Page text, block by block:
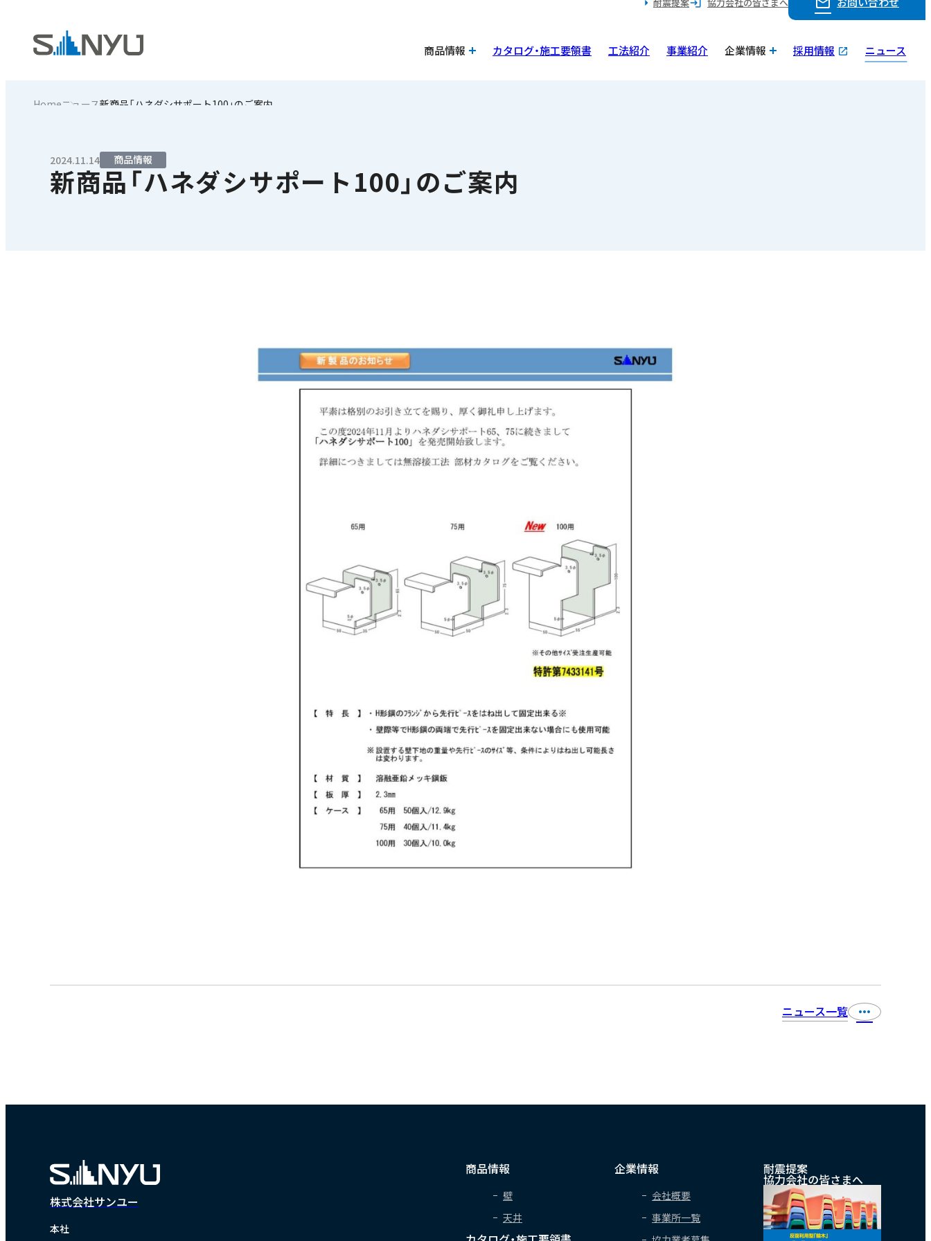
商品情報 カタログ・施工要領書 工法紹介 事業紹介 企業情報 採用情報 ニュース
Homeニュース新商品「ハネダシサポート100」のご案内
2024.11.14 商品情報
新商品「ハネダシサポート100」のご案内
ニュース一覧
株式会社サンユー
本社
商品情報
壁
天井
企業情報
会社概要
事業所一覧
耐震提案
協力会社の皆さまへ